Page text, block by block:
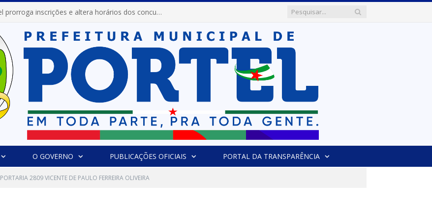
Prefeitura de Portel prorroga inscrições e altera horários dos concursos “Musa” e “Miss Mix Verão 2026”
O GOVERNO PUBLICAÇÕES OFICIAIS PORTAL DA TRANSPARÊNCIA
PORTARIA 2809 VICENTE DE PAULO FERREIRA OLIVEIRA